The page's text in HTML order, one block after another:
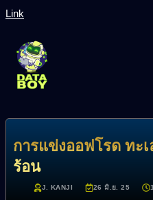
Link
การแข่งออฟโรด ทะ
ร้อน
J. KANJI 26 มิ.ย. 25